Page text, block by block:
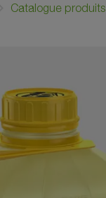
Catalogue produits